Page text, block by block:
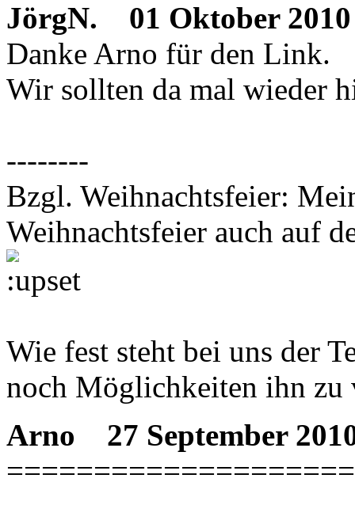
JörgN.
01 Oktober
Danke Arno für den Link.
Wir sollten da mal wieder
--------
Bzgl. Weihnachtsfeier:
Weihnachtsfeier auch auf
Wie fest steht bei uns der
noch Möglichkeiten ihn zu
Arno
27 September